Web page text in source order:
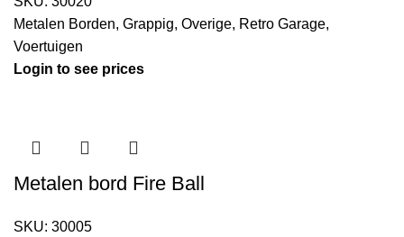
Metalen Borden, Grappig, Overige, Retro Garage,
Voertuigen
Login to see prices
Metalen bord Fire Ball
SKU: 30005